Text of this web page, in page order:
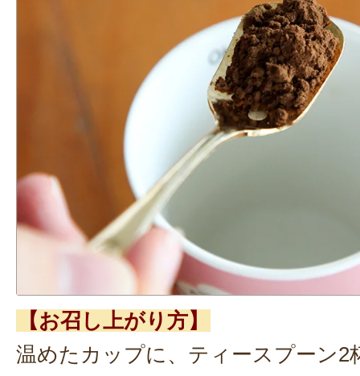
【お召し上がり方】
温めたカップに、ティースプーン2